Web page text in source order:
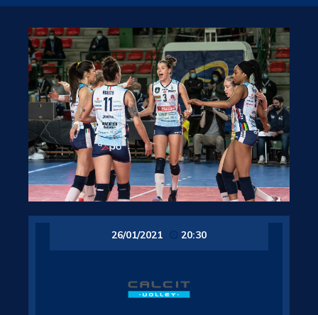
26/01/2021 20:30